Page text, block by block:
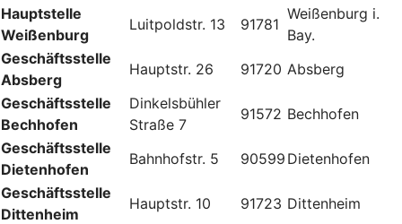
Hauptstelle
Weißenburg
Luitpoldstr. 13 91781
Weißenburg i.
Bay.
Geschäftsstelle
Absberg
Hauptstr. 26 91720 Absberg
Geschäftsstelle
Bechhofen
Dinkelsbühler
Straße 7
91572 Bechhofen
Geschäftsstelle
Dietenhofen
Bahnhofstr. 5 90599 Dietenhofen
Geschäftsstelle
Dittenheim
Hauptstr. 10 91723 Dittenheim